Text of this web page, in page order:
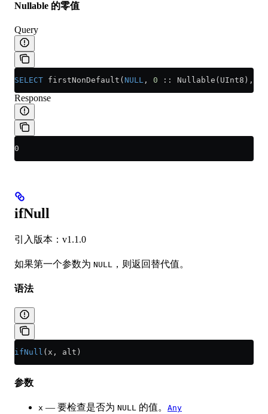
Nullable 的零值
Query
SELECT firstNonDefault( NULL , 0 :: Nullable(UInt8),
Response
0
ifNull
引入版本：v1.1.0
如果第一个参数为 NULL ，则返回替代值。
语法
ifNull (x, alt)
参数
x — 要检查是否为 NULL 的值。 Any